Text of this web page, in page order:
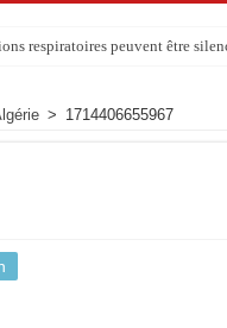
respiratoires peuvent être
> 1714406655967